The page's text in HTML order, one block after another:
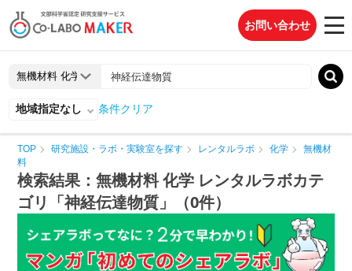
お問い合わせ
地域指定なし 条件クリア
TOP 研究施設・ラボ・実験室を探す レンタルラボ 化学
無機材
料
検索結果：無機材料 化学 レンタルラボカテ
ゴリ「神経伝達物質」（0件）